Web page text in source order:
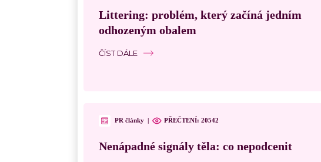
Littering: problém, který začíná jedním
odhozeným obalem
ČÍST DÁLE
PR články PŘEČTENÍ: 20542
Nenápadné signály těla: co nepodcenit